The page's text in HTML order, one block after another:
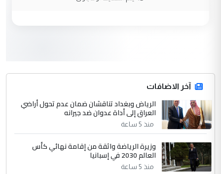
جنسية الرافد الثالث للعراق ومن اصول عريقة
ابا فرات ...
الموضوع :
الجواهري يرد على صدام حسين سل
مضجعيك يابن الزنا (نص كامل)
سردار
التعليق : واحد من عصابة علي ماما يسقط
جنسية الرافد الثالث للعراق ومن اصول عريقة
آخر الاضافات
الرياض وبغداد تناقشان ضمان عدم تحول أراضي
العراق إلى أداة عدوان ضد جيرانه
منذ 5 ساعة
وزيرة الرياضة واثقة من إقامة نهائي كأس
العالم 2030 في إسبانيا
منذ 5 ساعة